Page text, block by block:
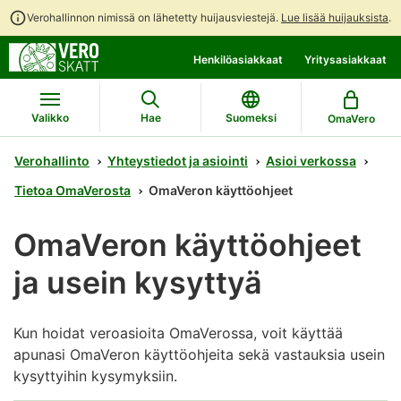
Verohallinnon nimissä on lähetetty huijausviestejä. Lue lisää huijauksista.
suoraan
sisältöön
koko
sivuston
hakuun
chattibotin
keskustelu
Henkilöasiakkaat Yritysasiakkaat
Valikko Hae Suomeksi OmaVero
Verohallinto Yhteystiedot ja asiointi
Asioi verkossa
Tietoa OmaVerosta
OmaVeron käyttöohjeet
OmaVeron käyttöohjeet
ja usein kysyttyä
Kun hoidat veroasioita OmaVerossa, voit käyttää
apunasi OmaVeron käyttöohjeita sekä vastauksia usein
kysyttyihin kysymyksiin.